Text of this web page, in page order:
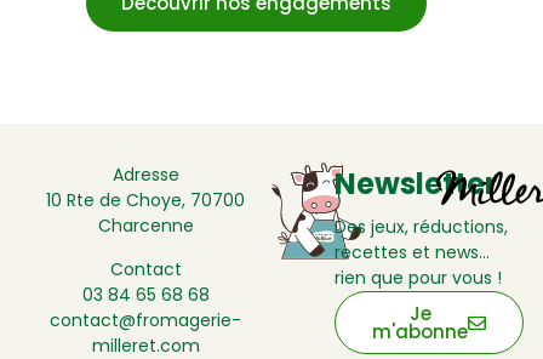
Adresse
10 Rte de Choye, 70700
Charcenne
Contact
03 84 65 68 68
contact@fromagerie-
milleret.com
Newsletter
Des jeux, réductions,
recettes et news…
rien que pour vous !
Je
m'abonne